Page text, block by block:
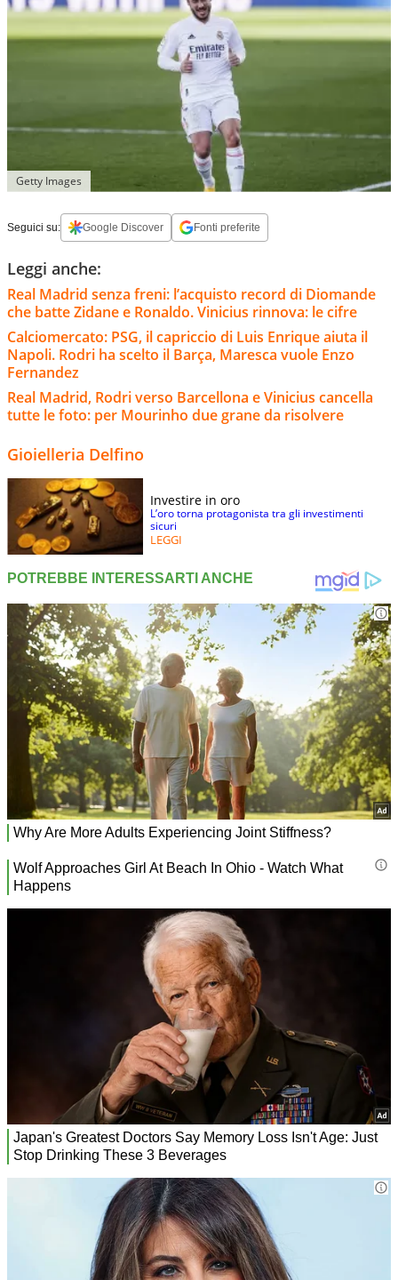
Getty Images
Seguici su: Google Discover Fonti preferite
Leggi anche:
Real Madrid senza freni: l’acquisto record di Diomande
che batte Zidane e Ronaldo. Vinicius rinnova: le cifre
Calciomercato: PSG, il capriccio di Luis Enrique aiuta il
Napoli. Rodri ha scelto il Barça, Maresca vuole Enzo
Fernandez
Real Madrid, Rodri verso Barcellona e Vinicius cancella
tutte le foto: per Mourinho due grane da risolvere
Gioielleria Delfino
Investire in oro
L’oro torna protagonista tra gli investimenti
sicuri
LEGGI